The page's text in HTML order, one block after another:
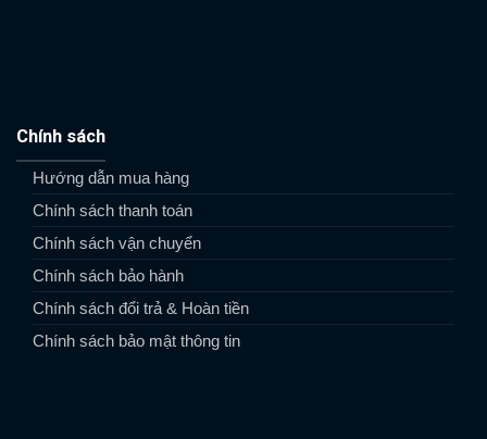
Chính sách
Hướng dẫn mua hàng
Chính sách thanh toán
Chính sách vận chuyển
Chính sách bảo hành
Chính sách đổi trả & Hoàn tiền
Chính sách bảo mật thông tin